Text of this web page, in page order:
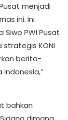
menjadi
ini. Ini
PWI Pusat
KONI
berita-
bahkan